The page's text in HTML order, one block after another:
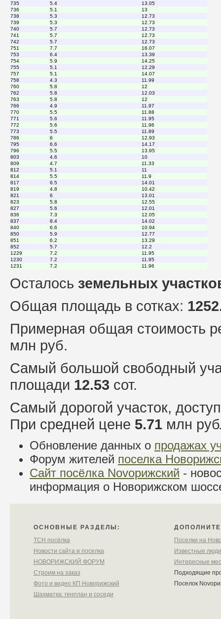
735
5.4
13.05
736
5.1
13
738
5.3
12.73
739
5.3
12.73
740
5.7
12.73
741
5.7
12.73
742
5.7
12.73
751
7.7
16.07
753
6.4
13.39
754
5.9
14.25
755
5.1
12.29
757
5.1
14.07
758
4.3
11.99
760
5.8
12
762
5.8
12.03
763
5.8
12
766
4.9
11.97
770
5.5
11.88
771
5.6
11.95
772
5.6
11.96
773
5.5
11.89
786
6
12.93
795
6.6
14.17
796
5.5
13.95
803
4.6
10
809
4.7
11.33
812
5.1
11
814
5.5
11.9
817
6.5
14.01
819
4.8
10.42
821
6
13.01
823
5.8
12.55
827
5.6
12.01
836
7.3
12.05
837
8.4
14.02
840
6.6
10.94
850
5.9
12.77
851
6.2
13.29
852
5.7
12.2
1229
7.2
11.95
1230
7.2
11.95
1231
7.2 11.96
Осталось земельных
Общая площадь в сотках:
Примерная общая стоимость
млн руб.
Самый большой свободный
площади 12.53 сот.
Самый дорогой участок,
При средней цене 5.71 млн
Обновление данных о продажах
Форум жителей поселка
Сайт посёлка Novoрижский -
информация о Новорижском
ОСНОВНЫЕ РАЗДЕЛЫ:
ТСН посёлка
Новости сайта и поселка
НОВОРИЖСКИЙ ФОРУМ
Строим на заказ
Фото и видео КП Новорижский
Шахматка: генплан и соседи
Поселки на
Известные люди
Интересные
Подходящие
Поселок